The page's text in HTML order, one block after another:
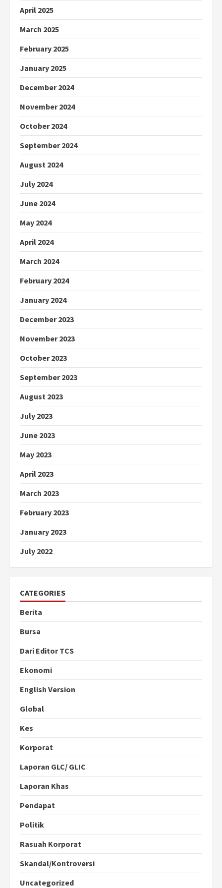
April 2025
March 2025
February 2025
January 2025
December 2024
November 2024
October 2024
September 2024
August 2024
July 2024
June 2024
May 2024
April 2024
March 2024
February 2024
January 2024
December 2023
November 2023
October 2023
September 2023
August 2023
July 2023
June 2023
May 2023
April 2023
March 2023
February 2023
January 2023
July 2022
CATEGORIES
Berita
Bursa
Dari Editor TCS
Ekonomi
English Version
Global
Kes
Korporat
Laporan GLC/ GLIC
Laporan Khas
Pendapat
Politik
Rasuah Korporat
Skandal/Kontroversi
Uncategorized